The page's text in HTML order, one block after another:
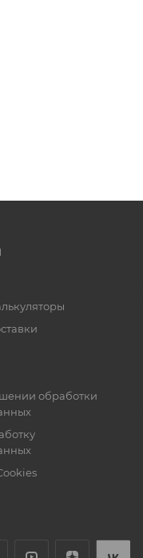
обработки